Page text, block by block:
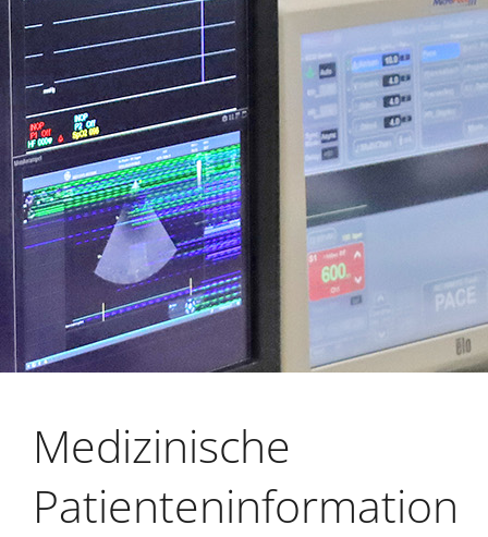
PFLEGE & AUFENTHALT
KONTAKT & SERVICE
IM NOTFALL
Medizinische
Patienteninformation